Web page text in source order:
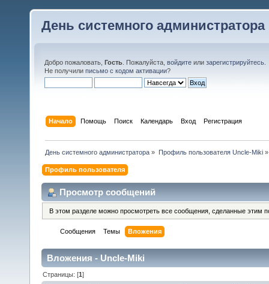
День системного администратора
Добро пожаловать, Гость . Пожалуйста, войдите или зарегистрируйтесь
Не получили письмо с кодом активации?
Начало Помощь Поиск Календарь Вход Регистрация
День системного администратора » Профиль пользователя Uncle-Miki»
Профиль пользователя
Просмотр сообщений
В этом разделе можно просмотреть все сообщения, сделанные этим
Сообщения Темы Вложения
Вложения - Uncle-Miki
Страницы: [1]